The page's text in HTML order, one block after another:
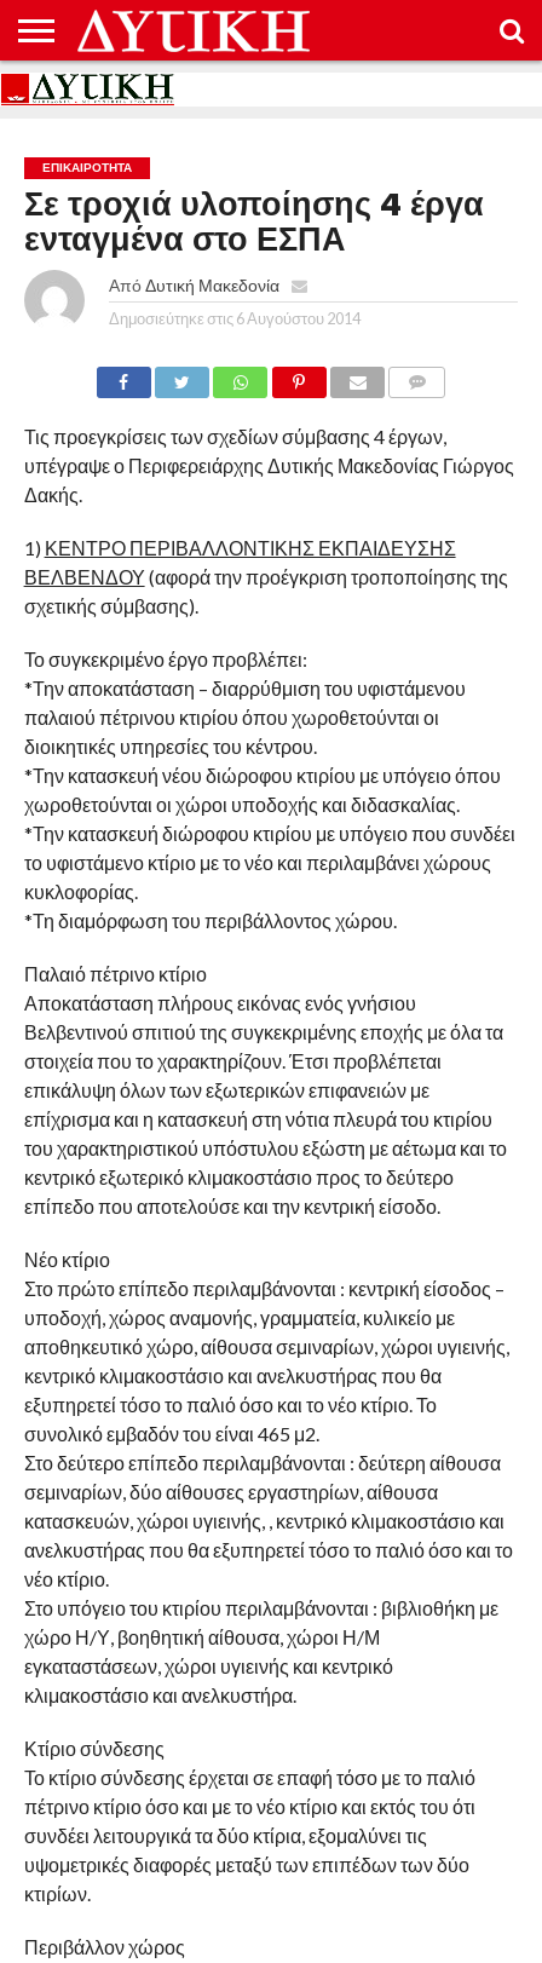
ΑΡΧΙΚΉ
ΕΠΙΚΟΙΝΩΝΊΑ
ΌΡΟΙ
ΠΡΟΣΤΑΣΊΑ
ΕΠΙΚΑΙΡΟΤΗΤΑ
Σε τροχιά υλοποίησης 4 έργα
ενταγμένα στο ΕΣΠΑ
Από Δυτική Μακεδονία
Δημοσιεύτηκε στις 6 Αυγούστου 2014
Τις προεγκρίσεις των σχεδίων σύμβασης 4 έργων,
υπέγραψε ο Περιφερειάρχης Δυτικής Μακεδονίας Γιώργος
Δακής.
1) ΚΕΝΤΡΟ ΠΕΡΙΒΑΛΛΟΝΤΙΚΗΣ ΕΚΠΑΙΔΕΥΣΗΣ
ΒΕΛΒΕΝΔΟΥ (αφορά την προέγκριση τροποποίησης της
σχετικής σύμβασης).
Το συγκεκριμένο έργο προβλέπει:
*Την αποκατάσταση – διαρρύθμιση του υφιστάμενου
παλαιού πέτρινου κτιρίου όπου χωροθετούνται οι
διοικητικές υπηρεσίες του κέντρου.
*Την κατασκευή νέου διώροφου κτιρίου με υπόγειο όπου
χωροθετούνται οι χώροι υποδοχής και διδασκαλίας.
*Την κατασκευή διώροφου κτιρίου με υπόγειο που συνδέει
το υφιστάμενο κτίριο με το νέο και περιλαμβάνει χώρους
κυκλοφορίας.
*Τη διαμόρφωση του περιβάλλοντος χώρου.
Παλαιό πέτρινο κτίριο
Αποκατάσταση πλήρους εικόνας ενός γνήσιου
Βελβεντινού σπιτιού της συγκεκριμένης εποχής με όλα τα
στοιχεία που το χαρακτηρίζουν. Έτσι προβλέπεται
επικάλυψη όλων των εξωτερικών επιφανειών με
επίχρισμα και η κατασκευή στη νότια πλευρά του κτιρίου
του χαρακτηριστικού υπόστυλου εξώστη με αέτωμα και το
κεντρικό εξωτερικό κλιμακοστάσιο προς το δεύτερο
επίπεδο που αποτελούσε και την κεντρική είσοδο.
Νέο κτίριο
Στο πρώτο επίπεδο περιλαμβάνονται : κεντρική είσοδος –
υποδοχή, χώρος αναμονής, γραμματεία, κυλικείο με
αποθηκευτικό χώρο, αίθουσα σεμιναρίων, χώροι υγιεινής,
κεντρικό κλιμακοστάσιο και ανελκυστήρας που θα
εξυπηρετεί τόσο το παλιό όσο και το νέο κτίριο. Το
συνολικό εμβαδόν του είναι 465 μ2.
Στο δεύτερο επίπεδο περιλαμβάνονται : δεύτερη αίθουσα
σεμιναρίων, δύο αίθουσες εργαστηρίων, αίθουσα
κατασκευών, χώροι υγιεινής, , κεντρικό κλιμακοστάσιο και
ανελκυστήρας που θα εξυπηρετεί τόσο το παλιό όσο και το
νέο κτίριο.
Στο υπόγειο του κτιρίου περιλαμβάνονται : βιβλιοθήκη με
χώρο Η/Υ, βοηθητική αίθουσα, χώροι Η/Μ
εγκαταστάσεων, χώροι υγιεινής και κεντρικό
κλιμακοστάσιο και ανελκυστήρα.
Κτίριο σύνδεσης
Το κτίριο σύνδεσης έρχεται σε επαφή τόσο με το παλιό
πέτρινο κτίριο όσο και με το νέο κτίριο και εκτός του ότι
συνδέει λειτουργικά τα δύο κτίρια, εξομαλύνει τις
υψομετρικές διαφορές μεταξύ των επιπέδων των δύο
κτιρίων.
Περιβάλλον χώρος